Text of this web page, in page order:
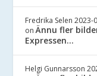
Fredrika Selen 2023-
onÄnnu fler
Expressen…
Helgi Gunnarsson